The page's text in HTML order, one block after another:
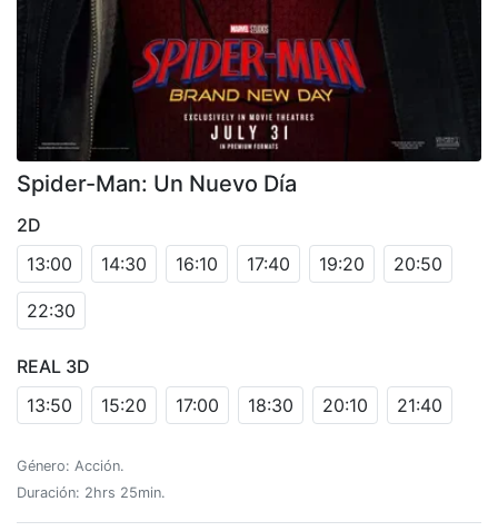
Spider-Man: Un Nuevo Día
2D
13:00
14:30 16:10 17:40 19:20 20:50
22:30
REAL 3D
13:50
15:20 17:00 18:30 20:10 21:40
Género: Acción.
Duración: 2hrs 25min.